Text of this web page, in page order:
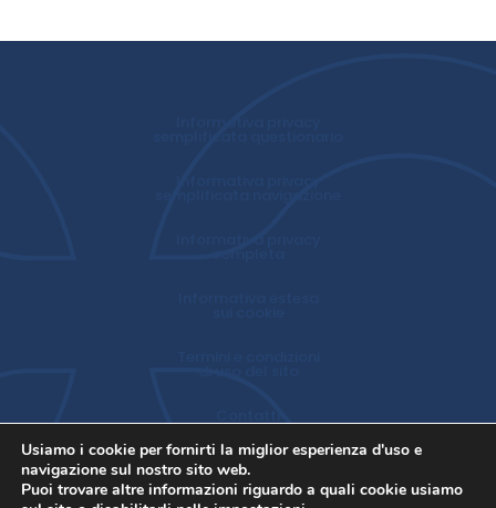
Usiamo i cookie per fornirti la miglior esperienza d'uso e
navigazione sul nostro sito web.
Puoi trovare altre informazioni riguardo a quali cookie usiamo